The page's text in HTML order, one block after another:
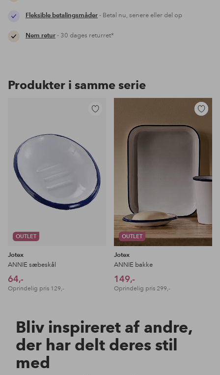
Fleksible betalingsmåder- Betal nu, senere eller del op
Nem retur- 30 dages returret*
Produkter i samme serie
OUTLET
Jotex
ANNIE sæbeskål
64,-
Oprindelig pris 129,-
OUTLET
favoritter
Jotex
ANNIE bakke
149,-
Oprindelig pris 299,-
Bliv inspireret af andre,
der har delt deres stil
med